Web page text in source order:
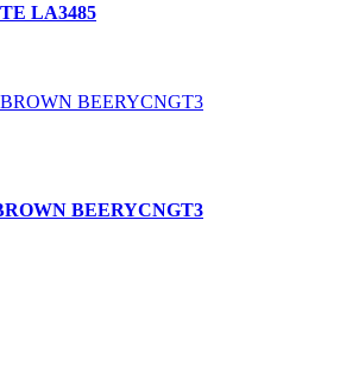
LA3485
BEERYCNGT3